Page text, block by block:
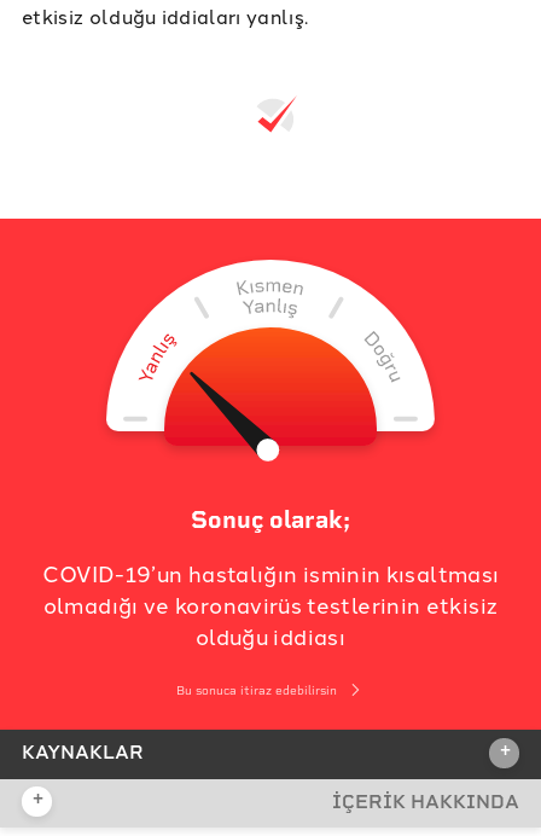
etkisiz olduğu iddiaları yanlış.
Sonuç olarak;
COVID-19’un hastalığın isminin kısaltması
olmadığı ve koronavirüs testlerinin etkisiz
olduğu iddiası
Bu sonuca itiraz edebilirsin
KAYNAKLAR +
İDDİA KAYNAĞI
+ İÇERİK HAKKINDA